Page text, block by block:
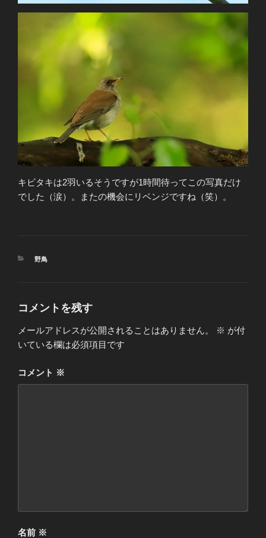
キビタキは2羽いるそうですが1時間待ってこの写真だけ
でした（涙）。またの機会にリベンジですね（笑）。
カ
野鳥
コメントを残す
メールアドレスが公開されることはありません。 ※ が付
いている欄は必須項目です
コメント ※
名前 ※